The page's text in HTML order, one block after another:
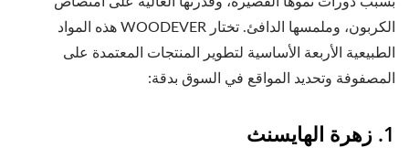
الكربون، وملمسها الدافئ. تختار WOODEVER هذه المواد
الطبيعية الأربعة الأساسية لتطوير المنتجات المعتمدة على
المصفوفة وتحديد المواقع في السوق بدقة:
1. زهرة الهايسنث